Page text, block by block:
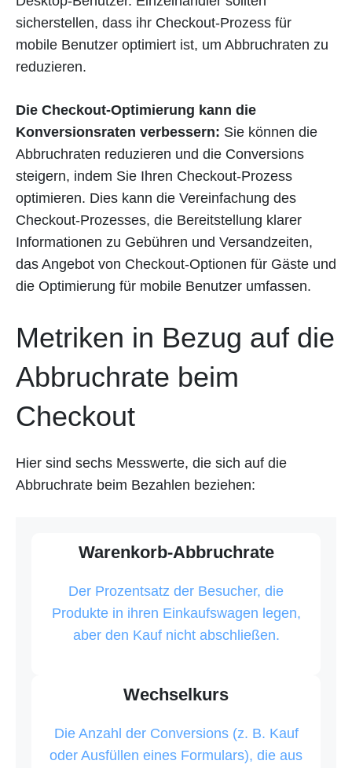
sicherstellen, dass ihr Checkout-Prozess für
mobile Benutzer optimiert ist, um Abbruchraten zu
reduzieren.
Die Checkout-Optimierung kann die
Konversionsraten verbessern: Sie können die
Abbruchraten reduzieren und die Conversions
steigern, indem Sie Ihren Checkout-Prozess
optimieren. Dies kann die Vereinfachung des
Checkout-Prozesses, die Bereitstellung klarer
Informationen zu Gebühren und Versandzeiten,
das Angebot von Checkout-Optionen für Gäste und
die Optimierung für mobile Benutzer umfassen.
Metriken in Bezug auf die
Abbruchrate beim
Checkout
Hier sind sechs Messwerte, die sich auf die
Abbruchrate beim Bezahlen beziehen:
Warenkorb-Abbruchrate
Der Prozentsatz der Besucher, die
Produkte in ihren Einkaufswagen legen,
aber den Kauf nicht abschließen.
Wechselkurs
Die Anzahl der Conversions (z. B. Kauf
oder Ausfüllen eines Formulars), die aus